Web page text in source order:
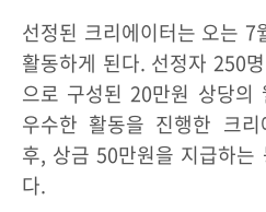
선정된 크리에이터는 오는
활동하게 된다. 선정자 250
으로 구성된 20만원 상당의
우수한 활동을 진행한 크
후, 상금 50만원을 지급하는
다.